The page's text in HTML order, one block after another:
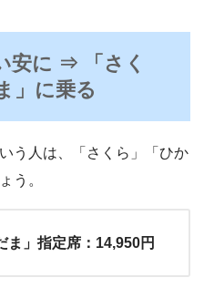
安に ⇒ 「さく
」に乗る
う人は、「さくら」「ひか
う。
ま」指定席：14,950円